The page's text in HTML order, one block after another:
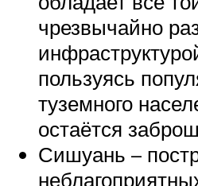
чрезвычайно
пользуясь
туземного
остаётся
Сишуань –